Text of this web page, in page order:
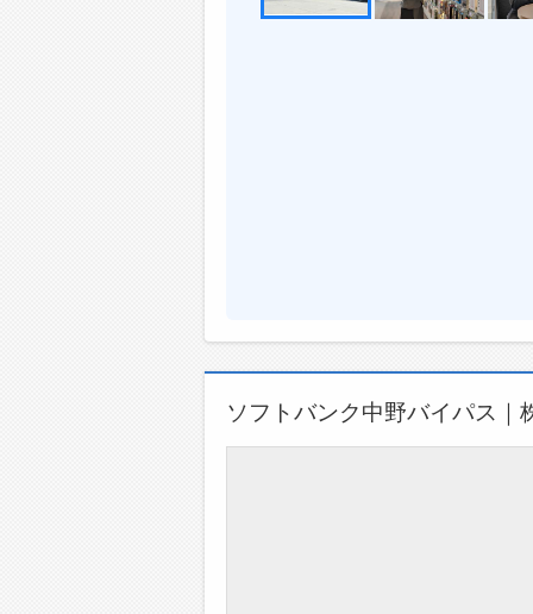
ソフトバンク中野バイパス